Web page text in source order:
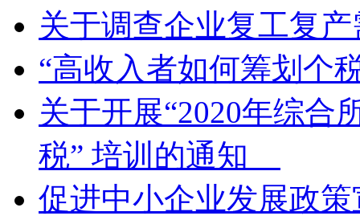
关于调查企业复工复
“高收入者如何筹划
关于开展“2020年综合
税” 培训的通知
促进中小企业发展政